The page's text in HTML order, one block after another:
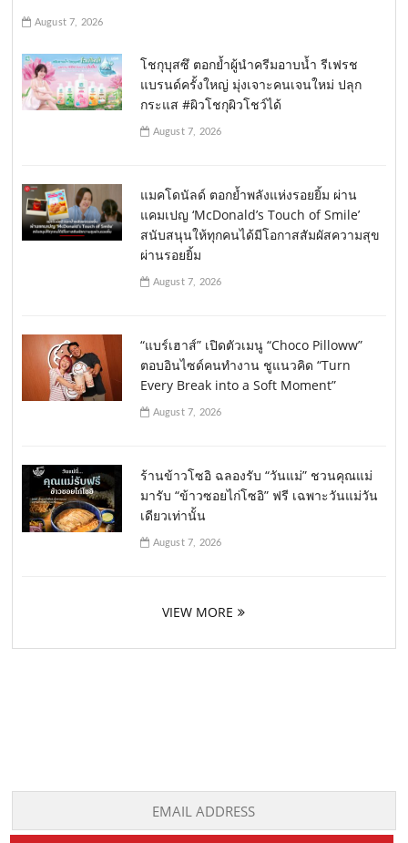
August 7, 2026
โชกุบุสซึ ตอกย้ำผู้นำครีมอาบน้ำ รีเฟรช
แบรนด์ครั้งใหญ่ มุ่งเจาะคนเจนใหม่ ปลุก
กระแส #ผิวโชกุผิวโชว์ได้
August 7, 2026
แมคโดนัลด์ ตอกย้ำพลังแห่งรอยยิ้ม ผ่าน
แคมเปญ ‘McDonald’s Touch of Smile’
สนับสนุนให้ทุกคนได้มีโอกาสสัมผัสความสุข
ผ่านรอยยิ้ม
August 7, 2026
“แบร์เฮาส์” เปิดตัวเมนู “Choco Pilloww”
ตอบอินไซด์คนทำงาน ชูแนวคิด “Turn
Every Break into a Soft Moment”
August 7, 2026
ร้านข้าวโซอิ ฉลองรับ “วันแม่” ชวนคุณแม่
มารับ “ข้าวซอยไก่โซอิ” ฟรี เฉพาะวันแม่วัน
เดียวเท่านั้น
August 7, 2026
VIEW MORE